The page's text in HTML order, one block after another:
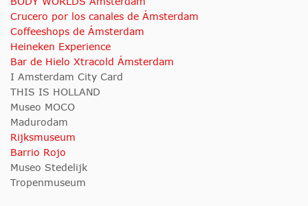
Crucero por los canales de Ámsterdam
Coffeeshops de Ámsterdam
Heineken Experience
Bar de Hielo Xtracold Ámsterdam
I Amsterdam City Card
THIS IS HOLLAND
Museo MOCO
Madurodam
Rijksmuseum
Barrio Rojo
Museo Stedelijk
Tropenmuseum